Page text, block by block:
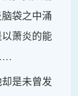
袋之中涌
萧炎的能
是未曾发